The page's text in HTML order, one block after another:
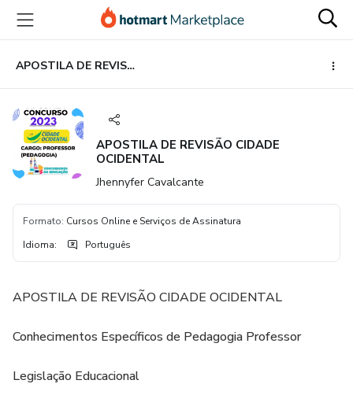
para
conteúdo
principal
para
pagamento
para
rodapé
APOSTILA DE REVISÃO CIDADE OCIDENTAL
APOSTILA DE REVISÃO CIDADE
OCIDENTAL
Jhennyfer Cavalcante
Formato: Cursos Online e Serviços de Assinatura
Idioma: Português
APOSTILA DE REVISÃO CIDADE OCIDENTAL
Conhecimentos Específicos de Pedagogia Professor
Legislação Educacional